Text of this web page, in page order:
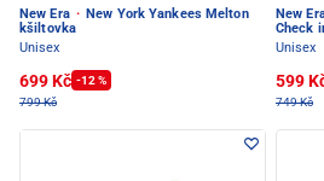
New Era · New York Yankees Melton
kšiltovka
Unisex
699 Kč -12 %
799 Kč
New
Check
Unisex
599
749 Kč